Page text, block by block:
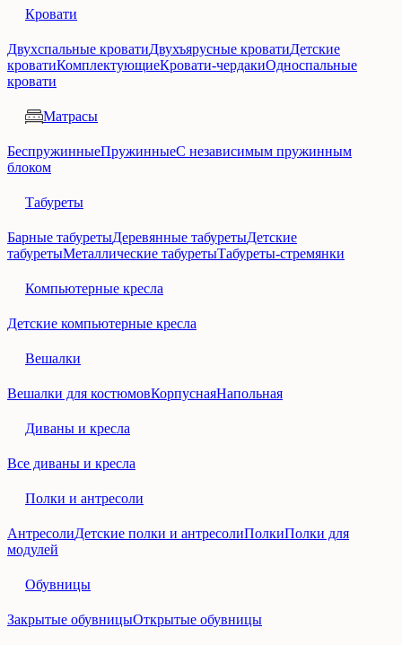
Кровати
Двухспальные кроватиДвухъярусные кроватиДетские
кроватиКомплектующиеКровати-чердакиОдноспальные
кровати
Матрасы
БеспружинныеПружинныеС независимым пружинным
блоком
Табуреты
Барные табуретыДеревянные табуретыДетские
табуретыМеталлические табуретыТабуреты-стремянки
Компьютерные кресла
Детские компьютерные кресла
Вешалки
Вешалки для костюмовКорпуснаяНапольная
Диваны и кресла
Все диваны и кресла
Полки и антресоли
АнтресолиДетские полки и антресолиПолкиПолки для
модулей
Обувницы
Закрытые обувницыОткрытые обувницы